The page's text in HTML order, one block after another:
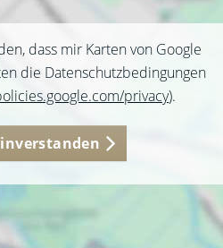
dass mir Karten von Google
die Datenschutzbedingungen
privacy).